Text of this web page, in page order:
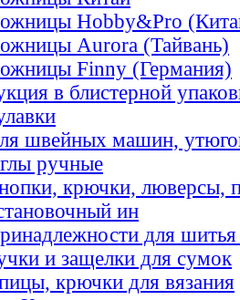
Hobby&Pro
Aurora (Тайвань)
Finny (Германия)
в блистерной
швейных машин,
ручные
крючки, люверсы,
ин
для шитья
и защелки для сумок
крючки для вязания